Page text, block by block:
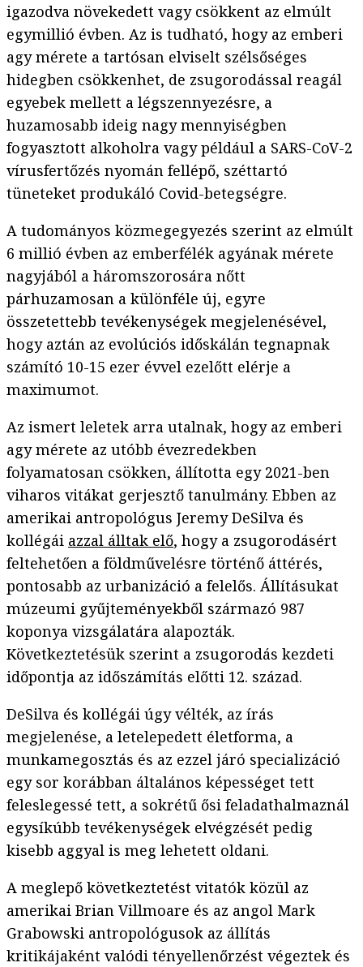
igazodva növekedett vagy csökkent az elmúlt
egymillió évben. Az is tudható, hogy az emberi
agy mérete a tartósan elviselt szélsőséges
hidegben csökkenhet, de zsugorodással reagál
egyebek mellett a légszennyezésre, a
huzamosabb ideig nagy mennyiségben
fogyasztott alkoholra vagy például a SARS-CoV-2
vírusfertőzés nyomán fellépő, széttartó
tüneteket produkáló Covid-betegségre.
A tudományos közmegegyezés szerint az elmúlt
6 millió évben az emberfélék agyának mérete
nagyjából a háromszorosára nőtt
párhuzamosan a különféle új, egyre
összetettebb tevékenységek megjelenésével,
hogy aztán az evolúciós időskálán tegnapnak
számító 10-15 ezer évvel ezelőtt elérje a
maximumot.
Az ismert leletek arra utalnak, hogy az emberi
agy mérete az utóbb évezredekben
folyamatosan csökken, állította egy 2021-ben
viharos vitákat gerjesztő tanulmány. Ebben az
amerikai antropológus Jeremy DeSilva és
kollégái azzal álltak elő, hogy a zsugorodásért
feltehetően a földművelésre történő áttérés,
pontosabb az urbanizáció a felelős. Állításukat
múzeumi gyűjteményekből származó 987
koponya vizsgálatára alapozták.
Következtetésük szerint a zsugorodás kezdeti
időpontja az időszámítás előtti 12. század.
DeSilva és kollégái úgy vélték, az írás
megjelenése, a letelepedett életforma, a
munkamegosztás és az ezzel járó specializáció
egy sor korábban általános képességet tett
feleslegessé tett, a sokrétű ősi feladathalmaznál
egysíkúbb tevékenységek elvégzését pedig
kisebb aggyal is meg lehetett oldani.
A meglepő következtetést vitatók közül az
amerikai Brian Villmoare és az angol Mark
Grabowski antropológusok az állítás
kritikájaként valódi tényellenőrzést végeztek és